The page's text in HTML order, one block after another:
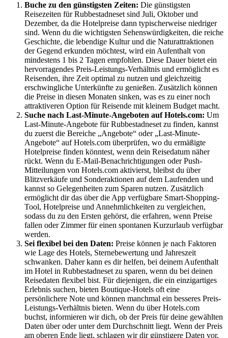
Buche zu den günstigsten Zeiten: Die günstigsten
Reisezeiten für Rubbestadneset sind Juli, Oktober und
Dezember, da die Hotelpreise dann typischerweise niedriger
sind. Wenn du die wichtigsten Sehenswürdigkeiten, die reiche
Geschichte, die lebendige Kultur und die Naturattraktionen
der Gegend erkunden möchtest, wird ein Aufenthalt von
mindestens 1 bis 2 Tagen empfohlen. Diese Dauer bietet ein
hervorragendes Preis-Leistungs-Verhältnis und ermöglicht es
Reisenden, ihre Zeit optimal zu nutzen und gleichzeitig
erschwingliche Unterkünfte zu genießen. Zusätzlich können
die Preise in diesen Monaten sinken, was es zu einer noch
attraktiveren Option für Reisende mit kleinem Budget macht.
Suche nach Last-Minute-Angeboten auf Hotels.com: Um
Last-Minute-Angebote für Rubbestadneset zu finden, kannst
du zuerst die Bereiche „Angebote“ oder „Last-Minute-
Angebote“ auf Hotels.com überprüfen, wo du ermäßigte
Hotelpreise finden könntest, wenn dein Reisedatum näher
rückt. Wenn du E-Mail-Benachrichtigungen oder Push-
Mitteilungen von Hotels.com aktivierst, bleibst du über
Blitzverkäufe und Sonderaktionen auf dem Laufenden und
kannst so Gelegenheiten zum Sparen nutzen. Zusätzlich
ermöglicht dir das über die App verfügbare Smart-Shopping-
Tool, Hotelpreise und Annehmlichkeiten zu vergleichen,
sodass du zu den Ersten gehörst, die erfahren, wenn Preise
fallen oder Zimmer für einen spontanen Kurzurlaub verfügbar
werden.
Sei flexibel bei den Daten: Preise können je nach Faktoren
wie Lage des Hotels, Sternebewertung und Jahreszeit
schwanken. Daher kann es dir helfen, bei deinem Aufenthalt
im Hotel in Rubbestadneset zu sparen, wenn du bei deinen
Reisedaten flexibel bist. Für diejenigen, die ein einzigartiges
Erlebnis suchen, bieten Boutique-Hotels oft eine
persönlichere Note und können manchmal ein besseres Preis-
Leistungs-Verhältnis bieten. Wenn du über Hotels.com
buchst, informieren wir dich, ob der Preis für deine gewählten
Daten über oder unter dem Durchschnitt liegt. Wenn der Preis
am oberen Ende liegt, schlagen wir dir günstigere Daten vor,